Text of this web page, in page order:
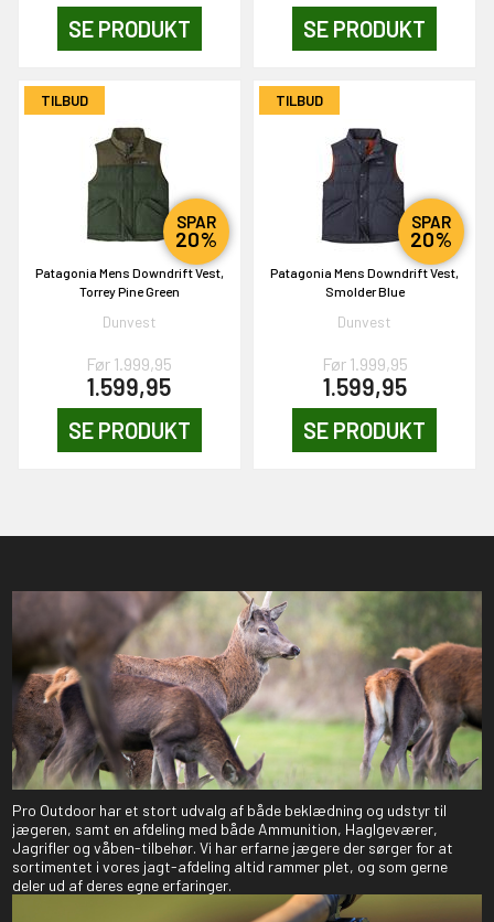
SE PRODUKT SE PRODUKT
TILBUD
SPAR
20%
Patagonia Mens Downdrift Vest,
Torrey Pine Green
Dunvest
Før 1.999,95
1.599,95
SE PRODUKT
TILBUD
SPAR
20%
Patagonia Mens Downdrift Vest,
Smolder Blue
Dunvest
Før 1.999,95
1.599,95
SE PRODUKT
Pro Outdoor har et stort udvalg af både beklædning og udstyr til
jægeren, samt en afdeling med både Ammunition, Haglgeværer,
Jagrifler og våben-tilbehør. Vi har erfarne jægere der sørger for at
sortimentet i vores jagt-afdeling altid rammer plet, og som gerne
deler ud af deres egne erfaringer.